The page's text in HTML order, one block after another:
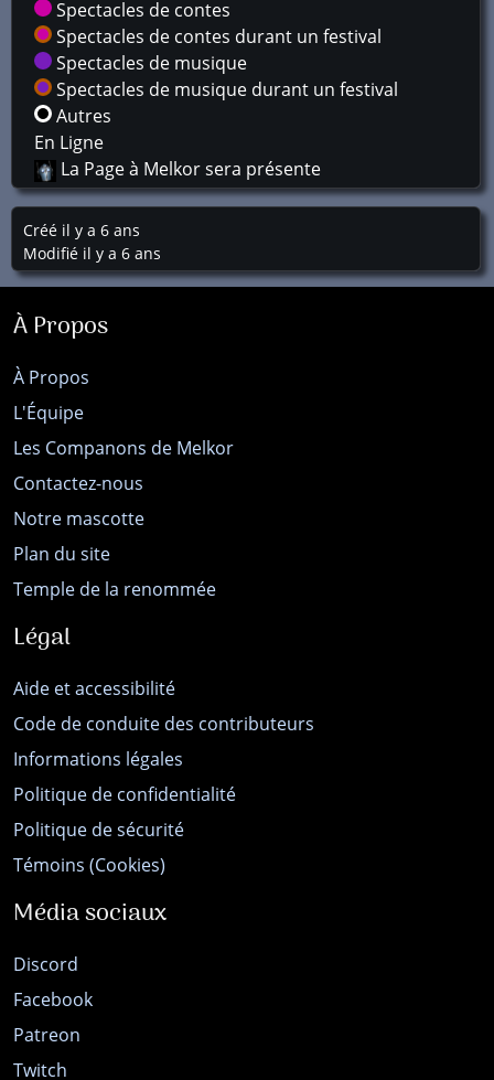
Spectacles de contes
Spectacles de contes durant un festival
Spectacles de musique
Spectacles de musique durant un festival
Autres
En Ligne
La Page à Melkor sera présente
Créé il y a 6 ans
Modifié il y a 6 ans
À Propos
À Propos
L'Équipe
Les Companons de Melkor
Contactez-nous
Notre mascotte
Plan du site
Temple de la renommée
Légal
Aide et accessibilité
Code de conduite des contributeurs
Informations légales
Politique de confidentialité
Politique de sécurité
Témoins (Cookies)
Média sociaux
Discord
Facebook
Patreon
Twitch